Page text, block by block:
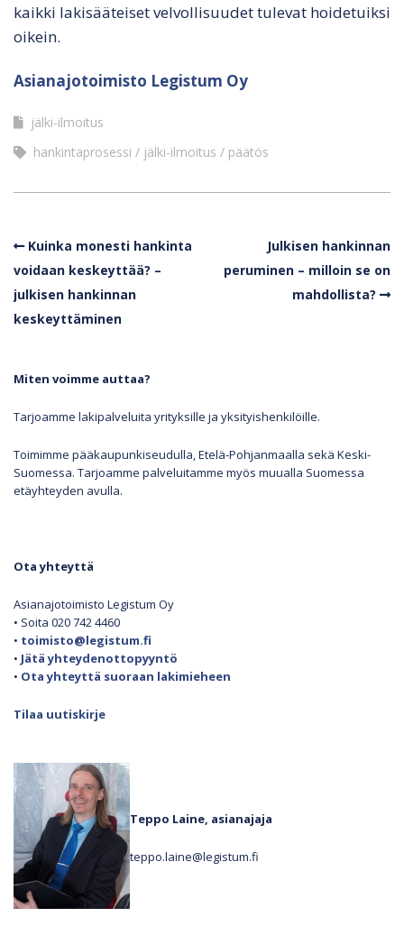
kaikki lakisääteiset velvollisuudet tulevat hoidetuiksi
oikein.
Asianajotoimisto Legistum Oy
jälki-ilmoitus
hankintaprosessi
jälki-ilmoitus päätös
Kuinka monesti hankinta
voidaan keskeyttää? –
julkisen hankinnan
keskeyttäminen
Julkisen hankinnan
peruminen – milloin se on
mahdollista?
Miten voimme auttaa?
Tarjoamme lakipalveluita yrityksille ja yksityishenkilöille.
Toimimme pääkaupunkiseudulla, Etelä-Pohjanmaalla sekä Keski-
Suomessa. Tarjoamme palveluitamme myös muualla Suomessa
etäyhteyden avulla.
Ota yhteyttä
Asianajotoimisto Legistum Oy
• Soita 020 742 4460
• toimisto@legistum.fi
• Jätä yhteydenottopyyntö
• Ota yhteyttä suoraan lakimieheen
Tilaa uutiskirje
Teppo Laine, asianajaja
teppo.laine@legistum.fi